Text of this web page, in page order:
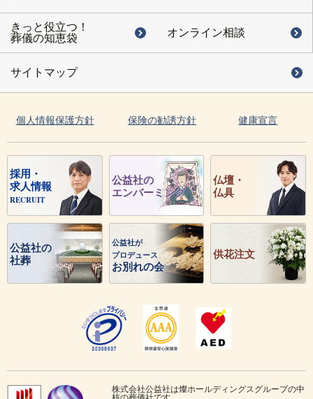
きっと役立つ！
葬儀の知恵袋
オンライン相談
サイトマップ
個人情報保護方針 保険の勧誘方針 健康宣言
採用・
求人情報
RECRUIT
公益社の
エンバーミング
仏壇・
仏具
公益社の
社葬
公益社が
プロデュース
お別れの会
供花注文
株式会社公益社は燦ホールディングスグループの中